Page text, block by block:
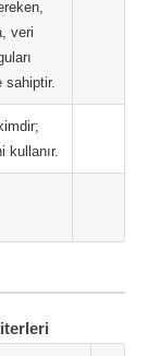
veri
sahiptir.
kullanır.